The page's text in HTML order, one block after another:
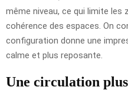
même niveau, ce qui limite les
cohérence des espaces. On
configuration donne une
calme et plus reposante.
Une circulation